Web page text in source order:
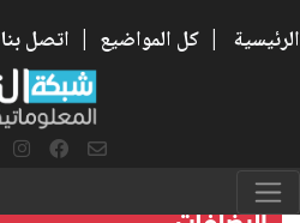
الرئيسية | كل المواضيع | اتصل بنا